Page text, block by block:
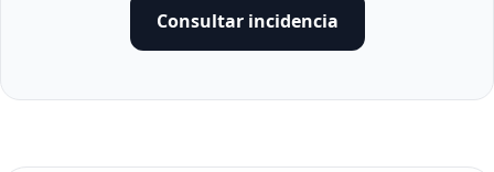
Consultar incidencia